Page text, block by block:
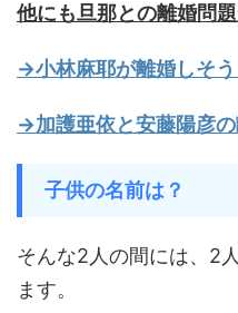
他にも旦那との離婚問
→小林麻耶が離婚しそ
→加護亜依と安藤陽彦
子供の名前は？
そんな2人の間には、2
ます。